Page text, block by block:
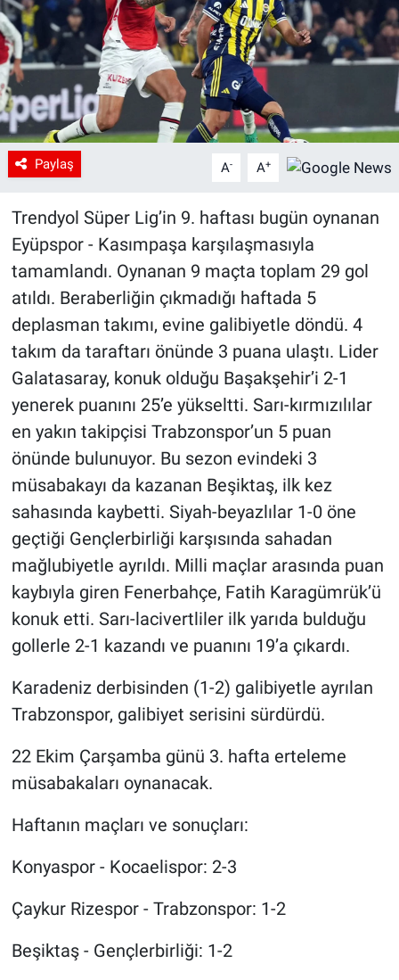
Paylaş A- A+
Trendyol Süper Lig’in 9. haftası bugün oynanan
Eyüpspor - Kasımpaşa karşılaşmasıyla
tamamlandı. Oynanan 9 maçta toplam 29 gol
atıldı. Beraberliğin çıkmadığı haftada 5
deplasman takımı, evine galibiyetle döndü. 4
takım da taraftarı önünde 3 puana ulaştı. Lider
Galatasaray, konuk olduğu Başakşehir’i 2-1
yenerek puanını 25’e yükseltti. Sarı-kırmızılılar
en yakın takipçisi Trabzonspor’un 5 puan
önünde bulunuyor. Bu sezon evindeki 3
müsabakayı da kazanan Beşiktaş, ilk kez
sahasında kaybetti. Siyah-beyazlılar 1-0 öne
geçtiği Gençlerbirliği karşısında sahadan
mağlubiyetle ayrıldı. Milli maçlar arasında puan
kaybıyla giren Fenerbahçe, Fatih Karagümrük’ü
konuk etti. Sarı-lacivertliler ilk yarıda bulduğu
gollerle 2-1 kazandı ve puanını 19’a çıkardı.
Karadeniz derbisinden (1-2) galibiyetle ayrılan
Trabzonspor, galibiyet serisini sürdürdü.
22 Ekim Çarşamba günü 3. hafta erteleme
müsabakaları oynanacak.
Haftanın maçları ve sonuçları:
Konyaspor - Kocaelispor: 2-3
Çaykur Rizespor - Trabzonspor: 1-2
Beşiktaş - Gençlerbirliği: 1-2